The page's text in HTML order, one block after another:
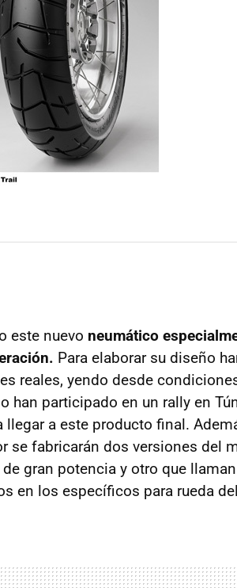
este nuevo neumático
Para elaborar su diseño
reales, yendo desde
han participado en un rally en
llegar a este producto final.
se fabricarán dos versiones del
gran potencia y otro que llaman
en los específicos para rueda